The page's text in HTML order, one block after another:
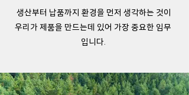
​생산부터 납품까지 환경을 먼저 생각하는 것이
우리가 제품을 만드는데 있어 가장 중요한​ 임무
입니다.